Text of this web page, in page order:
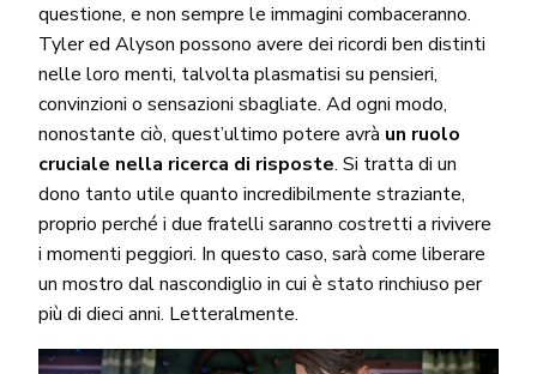
questione, e non sempre le immagini combaceranno.
Tyler ed Alyson possono avere dei ricordi ben distinti
nelle loro menti, talvolta plasmatisi su pensieri,
convinzioni o sensazioni sbagliate. Ad ogni modo,
nonostante ciò, quest’ultimo potere avrà un ruolo
cruciale nella ricerca di risposte. Si tratta di un
dono tanto utile quanto incredibilmente straziante,
proprio perché i due fratelli saranno costretti a rivivere
i momenti peggiori. In questo caso, sarà come liberare
un mostro dal nascondiglio in cui è stato rinchiuso per
più di dieci anni. Letteralmente.